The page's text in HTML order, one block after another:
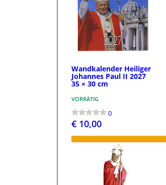
Wandkalender Heiliger
Johannes Paul II 2027
35 × 30 cm
VORRÄTIG
0
€ 10,00
BESTELLEN